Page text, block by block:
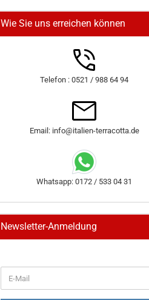
Wie Sie uns erreichen können
Telefon : 0521 / 988 64 94
Email: info@italien-terracotta.de
Whatsapp: 0172 / 533 04 31
Newsletter-Anmeldung
ZUR
E-
Mail